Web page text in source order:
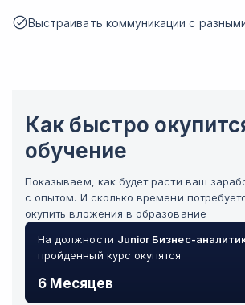
Выстраивать коммуникации с
Как быстро
обучение
Показываем, как будет расти ваш
с опытом. И сколько времени
окупить вложения в образование
На должности Junior Бизнес-
пройденный курс окупятся
6 Месяцев